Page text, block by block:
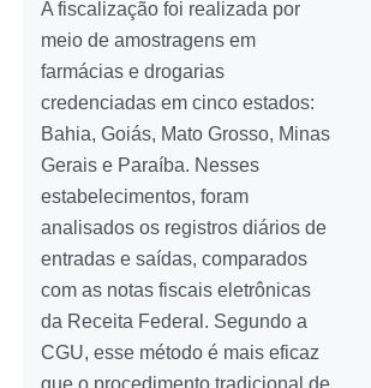
A fiscalização foi realizada por
meio de amostragens em
farmácias e drogarias
credenciadas em cinco estados:
Bahia, Goiás, Mato Grosso, Minas
Gerais e Paraíba. Nesses
estabelecimentos, foram
analisados os registros diários de
entradas e saídas, comparados
com as notas fiscais eletrônicas
da Receita Federal. Segundo a
CGU, esse método é mais eficaz
que o procedimento tradicional de